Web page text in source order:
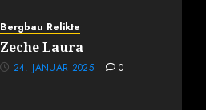
Bergbau Relikte
Zeche Laura
24. JANUAR 2025 0